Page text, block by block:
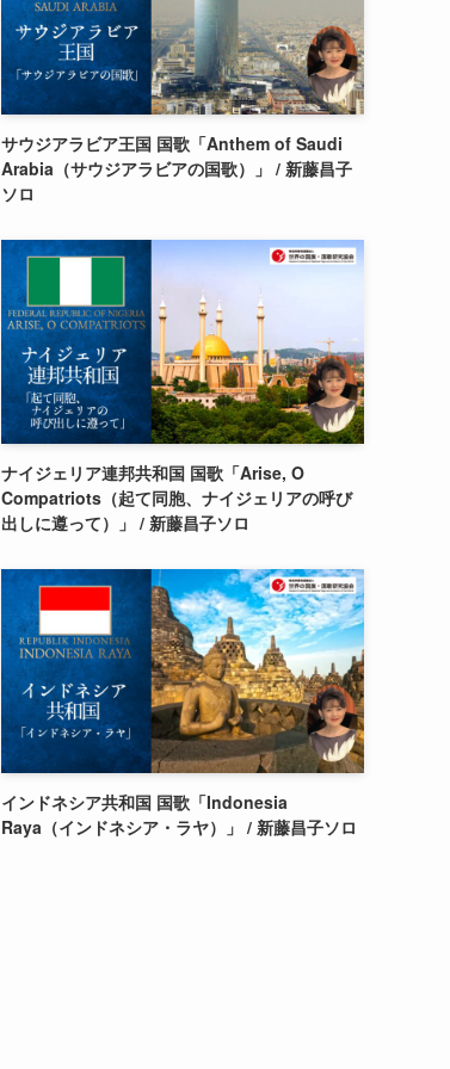
サウジアラビア王国 国歌「Anthem of Saudi
Arabia（サウジアラビアの国歌）」 / 新藤昌子
ソロ
ナイジェリア連邦共和国 国歌「Arise, O
Compatriots（起て同胞、ナイジェリアの呼び
出しに遵って）」 / 新藤昌子ソロ
インドネシア共和国 国歌「Indonesia
Raya（インドネシア・ラヤ）」 / 新藤昌子ソロ